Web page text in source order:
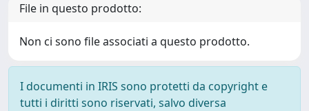
File in questo prodotto:
Non ci sono file associati a questo prodotto.
I documenti in IRIS sono protetti da copyright e
tutti i diritti sono riservati, salvo diversa